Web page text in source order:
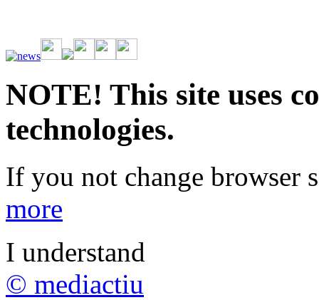
Vive la emoción de apostar con una gran variedad de juegos y
rápidas. Regístrate ahora y comienza a ganar.
NOTE! This site uses
technologies.
If you not change browser
more
I understand
© mediactiu